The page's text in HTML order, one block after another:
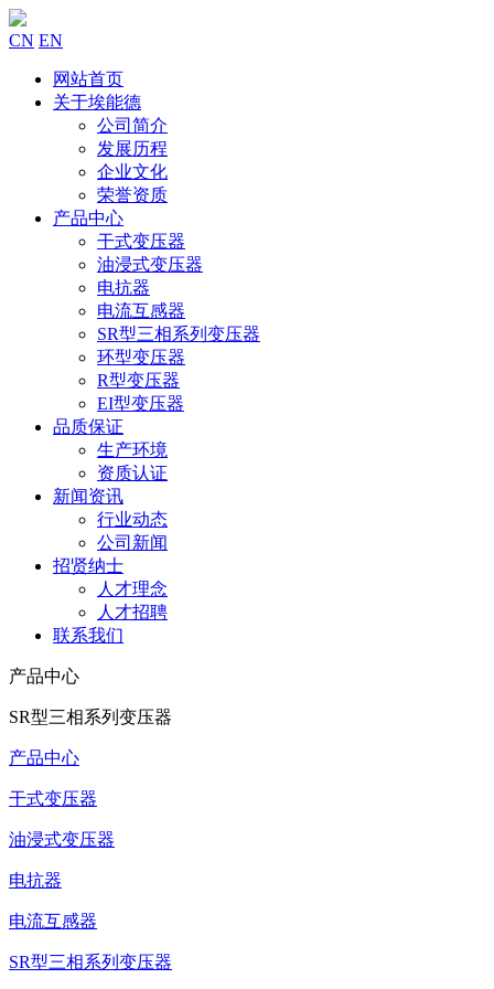
CN EN
网站首页
关于埃能德
公司简介
发展历程
企业文化
荣誉资质
产品中心
干式变压器
油浸式变压器
电抗器
电流互感器
SR型三相系列变压器
环型变压器
R型变压器
EI型变压器
品质保证
生产环境
资质认证
新闻资讯
行业动态
公司新闻
招贤纳士
人才理念
人才招聘
联系我们
产品中心
SR型三相系列变压器
产品中心
干式变压器
油浸式变压器
电抗器
电流互感器
SR型三相系列变压器